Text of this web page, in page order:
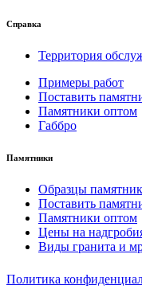
Справка
Территория
Примеры работ
Поставить
Памятники оптом
Габбро
Памятники
Образцы
Поставить
Памятники оптом
Цены на
Виды гранита и
Политика